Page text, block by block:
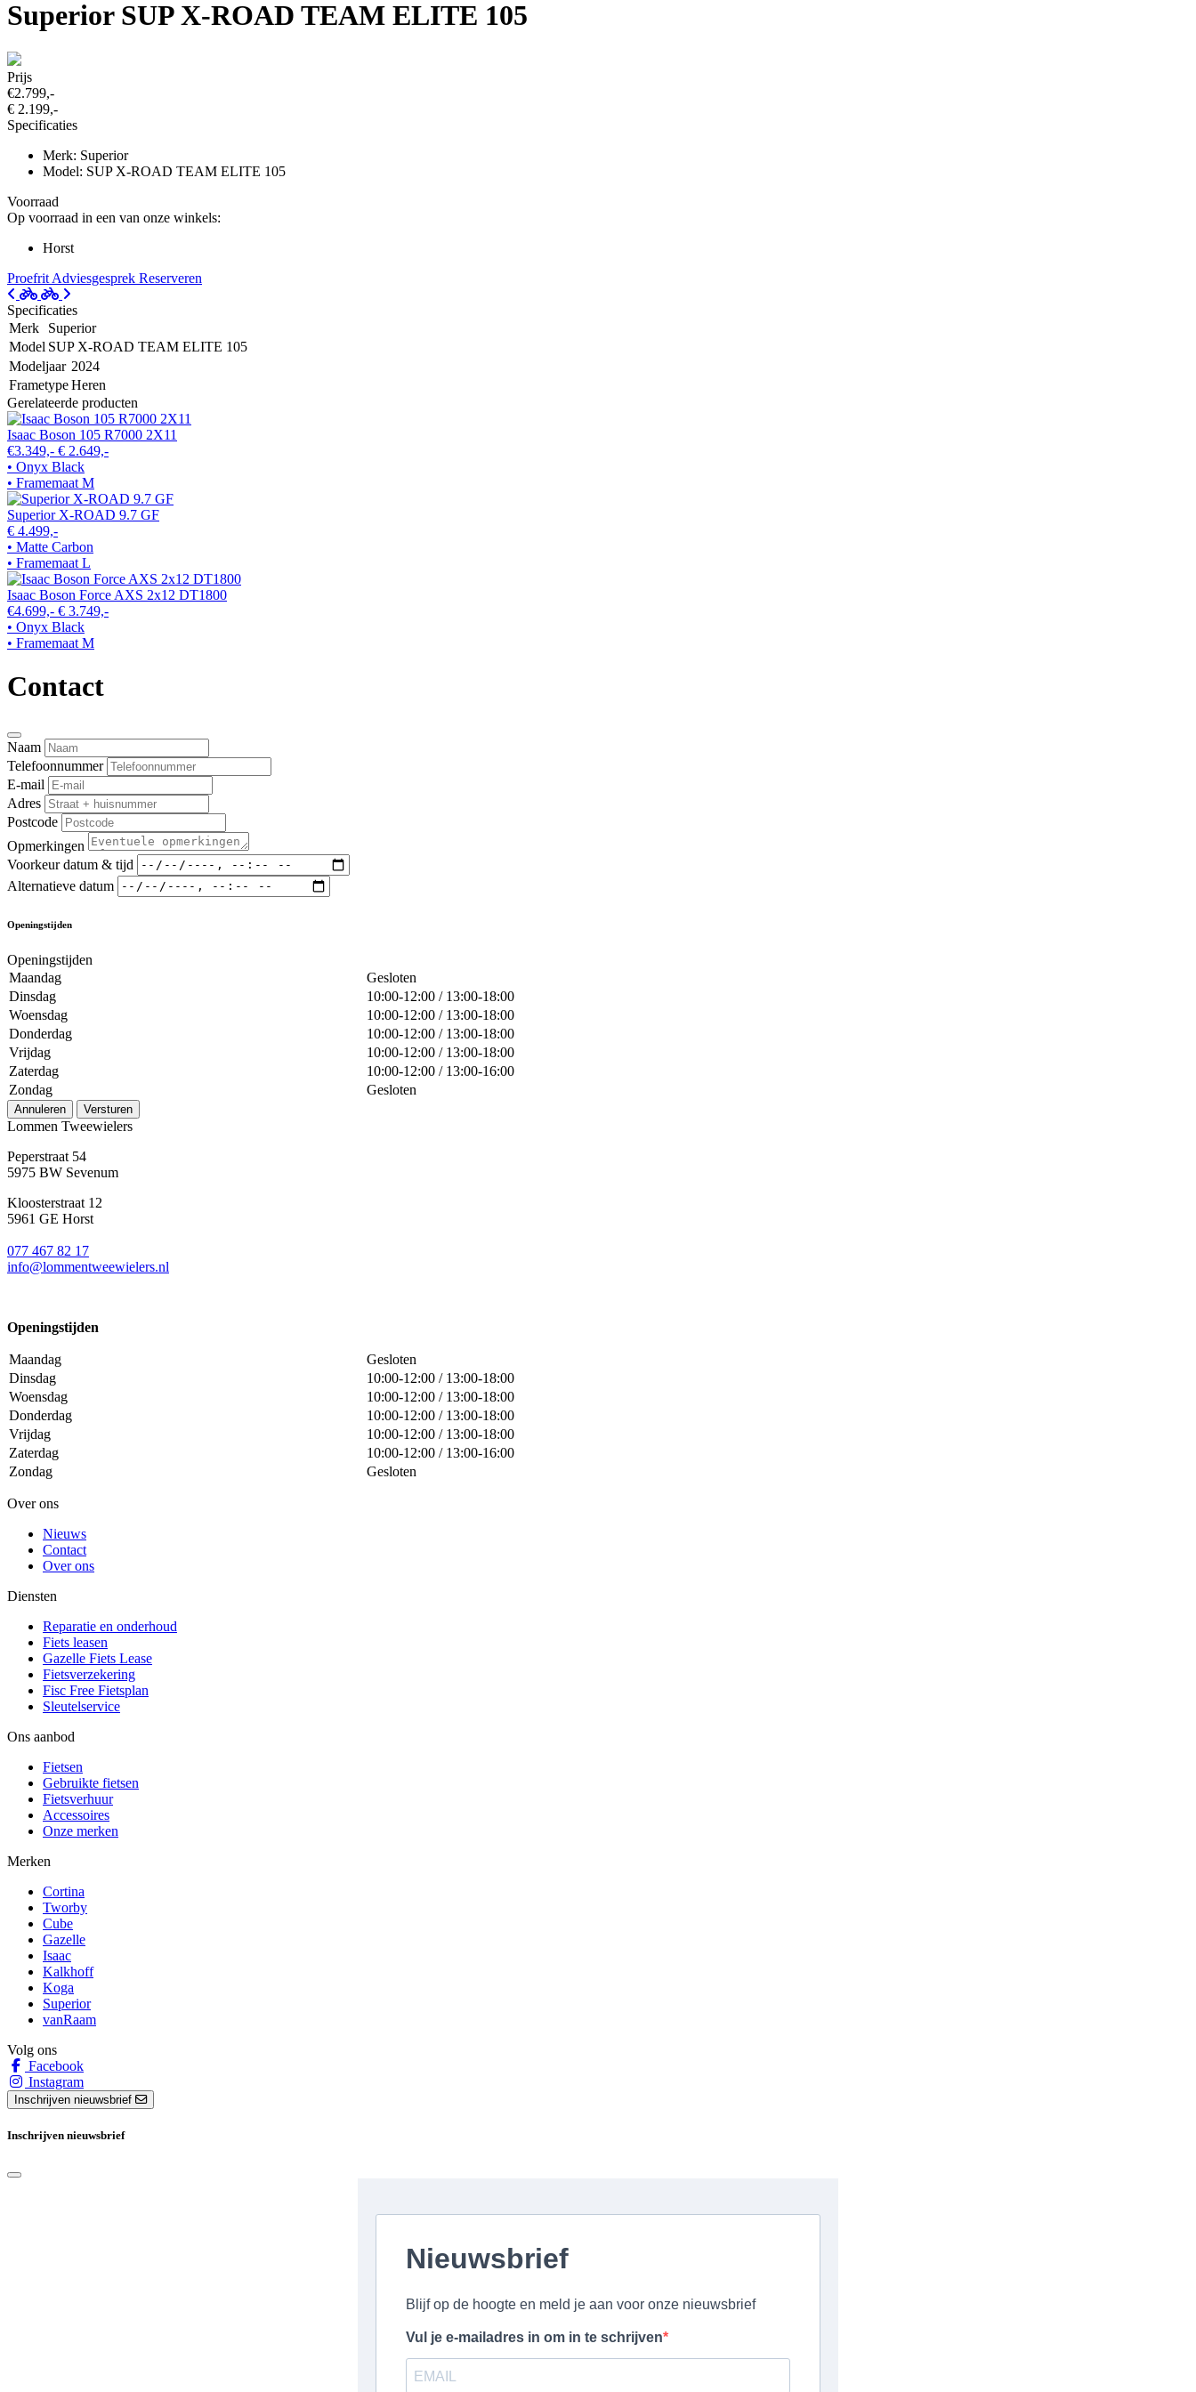
Superior SUP X-ROAD TEAM ELITE 105
Prijs
€2.799,-
€ 2.199,-
Specificaties
Merk: Superior
Model: SUP X-ROAD TEAM ELITE 105
Voorraad
Op voorraad in een van onze winkels:
Horst
Proefrit Adviesgesprek Reserveren
Specificaties
Merk
Superior
Model SUP X-ROAD TEAM ELITE 105
Modeljaar 2024
FrametypeHeren
Gerelateerde producten
Isaac Boson 105 R7000 2X11
€3.349,- € 2.649,-
• Onyx Black
• Framemaat M
Superior X-ROAD 9.7 GF
€ 4.499,-
• Matte Carbon
• Framemaat L
Isaac Boson Force AXS 2x12 DT1800
€4.699,- € 3.749,-
• Onyx Black
• Framemaat M
Contact
Naam
Telefoonnummer
E-mail
Adres
Postcode
Opmerkingen
Voorkeur datum & tijd
Alternatieve datum
Openingstijden
Openingstijden
Maandag
Gesloten
Dinsdag
10:00-12:00 / 13:00-18:00
Woensdag
10:00-12:00 / 13:00-18:00
Donderdag
10:00-12:00 / 13:00-18:00
Vrijdag
10:00-12:00 / 13:00-18:00
Zaterdag
10:00-12:00 / 13:00-16:00
Zondag
Gesloten
Annuleren Versturen
Lommen Tweewielers
Peperstraat 54
5975 BW Sevenum
Kloosterstraat 12
5961 GE Horst
077 467 82 17
info@lommentweewielers.nl
Openingstijden
Maandag
Gesloten
Dinsdag
10:00-12:00 / 13:00-18:00
Woensdag
10:00-12:00 / 13:00-18:00
Donderdag
10:00-12:00 / 13:00-18:00
Vrijdag
10:00-12:00 / 13:00-18:00
Zaterdag
10:00-12:00 / 13:00-16:00
Zondag
Gesloten
Over ons
Nieuws
Contact
Over ons
Diensten
Reparatie en onderhoud
Fiets leasen
Gazelle Fiets Lease
Fietsverzekering
Fisc Free Fietsplan
Sleutelservice
Ons aanbod
Fietsen
Gebruikte fietsen
Fietsverhuur
Accessoires
Onze merken
Merken
Cortina
Tworby
Cube
Gazelle
Isaac
Kalkhoff
Koga
Superior
vanRaam
Volg ons
Facebook
Instagram
Inschrijven nieuwsbrief
Inschrijven nieuwsbrief